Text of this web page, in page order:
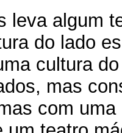
leva algum
do lado
cultura
mas
com